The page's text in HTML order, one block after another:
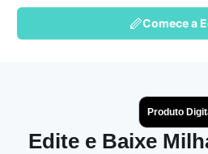
Comece a
Produto
Edite e Baixe